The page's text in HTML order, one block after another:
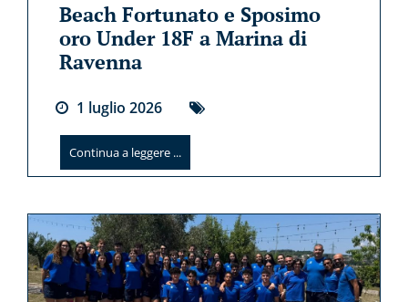
Beach Fortunato e Sposimo
oro Under 18F a Marina di
Ravenna
1 luglio 2026
Continua a leggere ...